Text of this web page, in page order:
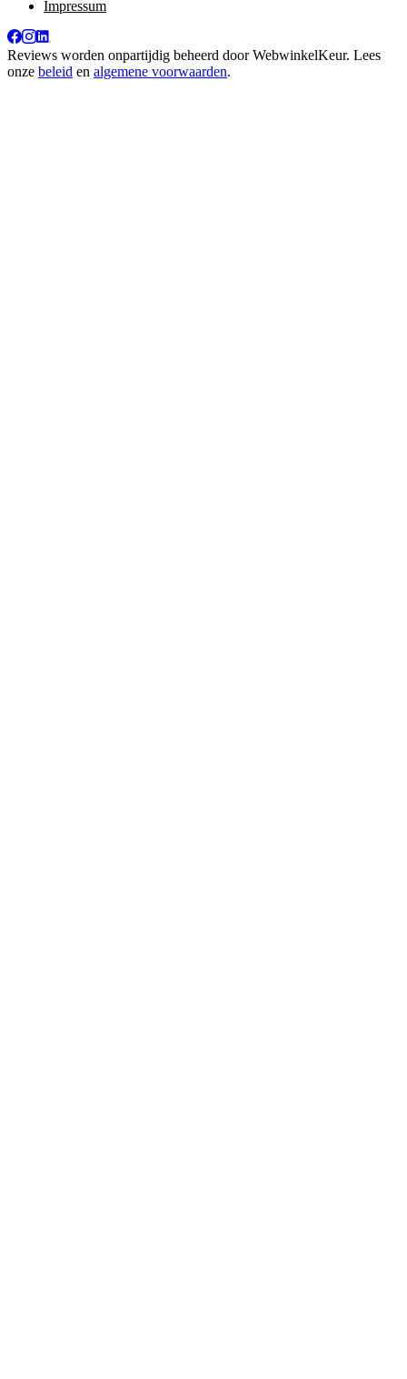
Impressum
Reviews worden onpartijdig beheerd doorWebwinkelKeur. Lees
onze beleid en algemene voorwaarden.